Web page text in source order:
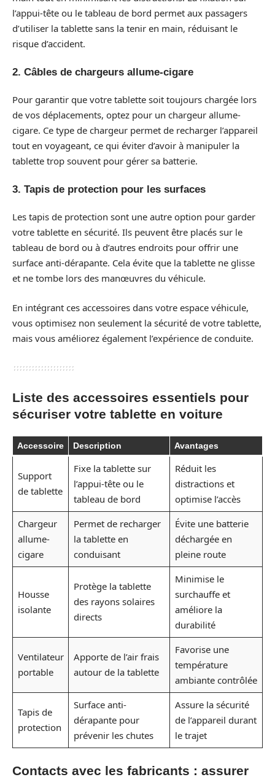
l’appui-tête ou le tableau de bord permet aux passagers
d’utiliser la tablette sans la tenir en main, réduisant le
risque d’accident.
2. Câbles de chargeurs allume-cigare
Pour garantir que votre tablette soit toujours chargée lors
de vos déplacements, optez pour un chargeur allume-
cigare. Ce type de chargeur permet de recharger l’appareil
tout en voyageant, ce qui éviter d’avoir à manipuler la
tablette trop souvent pour gérer sa batterie.
3. Tapis de protection pour les surfaces
Les tapis de protection sont une autre option pour garder
votre tablette en sécurité. Ils peuvent être placés sur le
tableau de bord ou à d’autres endroits pour offrir une
surface anti-dérapante. Cela évite que la tablette ne glisse
et ne tombe lors des manœuvres du véhicule.
En intégrant ces accessoires dans votre espace véhicule,
vous optimisez non seulement la sécurité de votre tablette,
mais vous améliorez également l’expérience de conduite.
Liste des accessoires essentiels pour
sécuriser votre tablette en voiture
Accessoire Description Avantages
Support
de tablette
Fixe la tablette sur
l’appui-tête ou le
tableau de bord
Réduit les
distractions et
optimise l’accès
Chargeur
allume-
cigare
Permet de recharger
la tablette en
conduisant
Évite une batterie
déchargée en
pleine route
Housse
isolante
Protège la tablette
des rayons solaires
directs
Minimise le
surchauffe et
améliore la
durabilité
Ventilateur
portable
Apporte de l’air frais
autour de la tablette
Favorise une
température
ambiante contrôlée
Tapis de
protection
Surface anti-
dérapante pour
prévenir les chutes
Assure la sécurité
de l’appareil durant
le trajet
Contacts avec les fabricants : assurer